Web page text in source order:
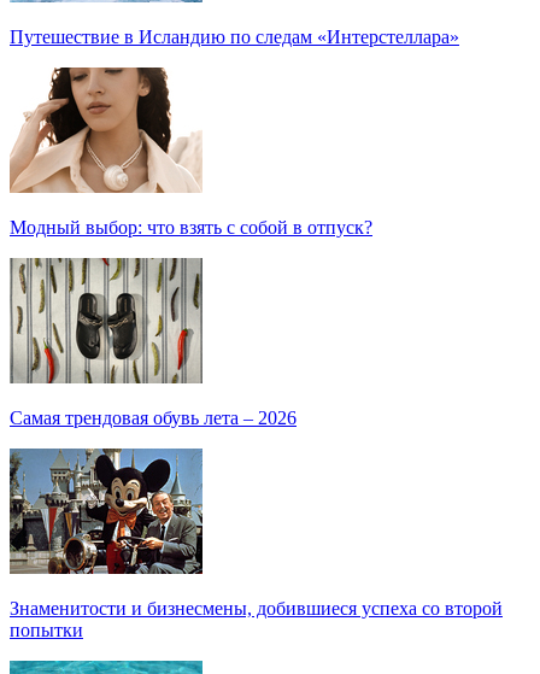
Путешествие в Исландию по следам «Интерстеллара»
Модный выбор: что взять с собой в отпуск?
Самая трендовая обувь лета – 2026
Знаменитости и бизнесмены, добившиеся успеха со второй
попытки